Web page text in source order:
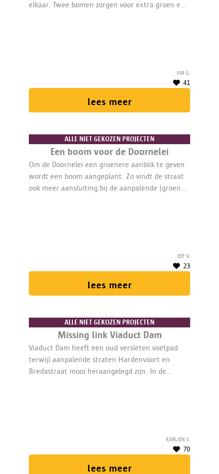
elkaar. Twee bomen zorgen voor extra groen en
Jim G.
41
lees meer
ALLE NIET GEKOZEN PROJECTEN
Een boom voor de Doornelei
Om de Doornelei een groenere aanblik te geven
wordt een boom aangeplant. Zo vindt de straat
ook meer aansluiting bij de aanpalende (groene)
Eef V.
23
lees meer
ALLE NIET GEKOZEN PROJECTEN
Missing link Viaduct Dam
Viaduct Dam heeft een oud versleten voetpad
terwijl aanpalende straten Hardenvoort en
Bredastraat mooi heraangelegd zijn. In de
Karlien S.
70
lees meer